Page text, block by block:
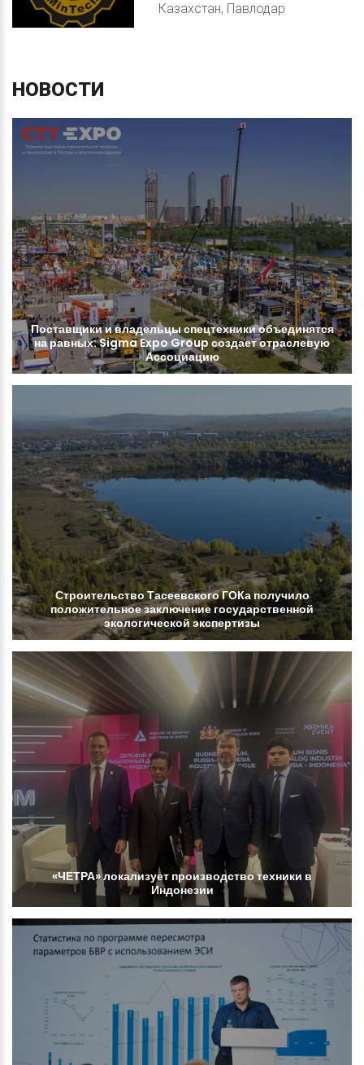
Казахстан, Павлодар
НОВОСТИ
Поставщикиивладельцы спецтехникиобъединятся
наравных:SigmaExpo Group создаетотраслевую
Ассоциацию
СтроительствоТасеевскогоГОКаполучило
положительноезаключение государственной
экологической экспертизы
«ЧЕТРА»локализует производствотехники в
Индонезии